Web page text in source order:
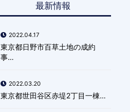
最新情報
2022.04.17
東京都日野市百草土地の成約
事...
2022.03.20
東京都世田谷区赤堤2丁目一棟...